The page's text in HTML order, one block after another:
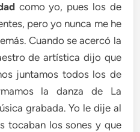
como yo, pues los de
pero yo nunca me he
Cuando se acercó la
de artística dijo que
juntamos todos los de
la danza de La
grabada. Yo le dije al
tocaban los sones y que